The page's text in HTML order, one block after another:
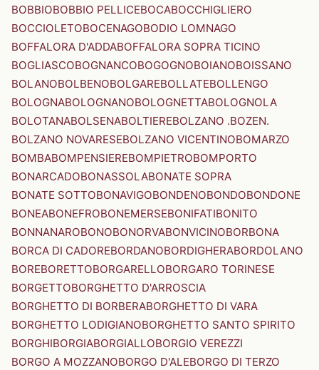
BOBBIOBOBBIO PELLICEBOCABOCCHIGLIERO
BOCCIOLETOBOCENAGOBODIO LOMNAGO
BOFFALORA D'ADDABOFFALORA SOPRA TICINO
BOGLIASCOBOGNANCOBOGOGNOBOIANOBOISSANO
BOLANOBOLBENOBOLGAREBOLLATEBOLLENGO
BOLOGNABOLOGNANOBOLOGNETTABOLOGNOLA
BOLOTANABOLSENABOLTIEREBOLZANO .BOZEN.
BOLZANO NOVARESEBOLZANO VICENTINOBOMARZO
BOMBABOMPENSIEREBOMPIETROBOMPORTO
BONARCADOBONASSOLABONATE SOPRA
BONATE SOTTOBONAVIGOBONDENOBONDOBONDONE
BONEABONEFROBONEMERSEBONIFATIBONITO
BONNANAROBONOBONORVABONVICINOBORBONA
BORCA DI CADOREBORDANOBORDIGHERABORDOLANO
BOREBORETTOBORGARELLOBORGARO TORINESE
BORGETTOBORGHETTO D'ARROSCIA
BORGHETTO DI BORBERABORGHETTO DI VARA
BORGHETTO LODIGIANOBORGHETTO SANTO SPIRITO
BORGHIBORGIABORGIALLOBORGIO VEREZZI
BORGO A MOZZANOBORGO D'ALEBORGO DI TERZO